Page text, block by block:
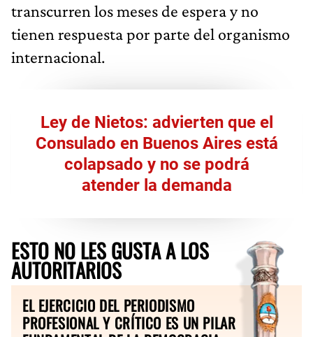
transcurren los meses de espera y no
tienen respuesta por parte del organismo
internacional.
Ley de Nietos: advierten que el
Consulado en Buenos Aires está
colapsado y no se podrá
atender la demanda
ESTO NO LES GUSTA A LOS
AUTORITARIOS
EL EJERCICIO DEL PERIODISMO
PROFESIONAL Y CRÍTICO ES UN PILAR